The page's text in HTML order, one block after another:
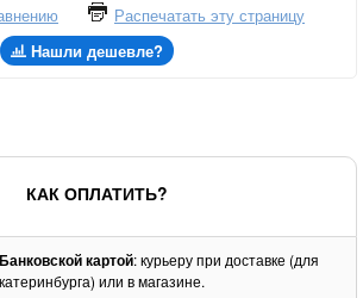
Распечатать эту страницу
Нашли дешевле?
КАК ОПЛАТИТЬ?
Банковской картой: курьеру при доставке (для
или в магазине.